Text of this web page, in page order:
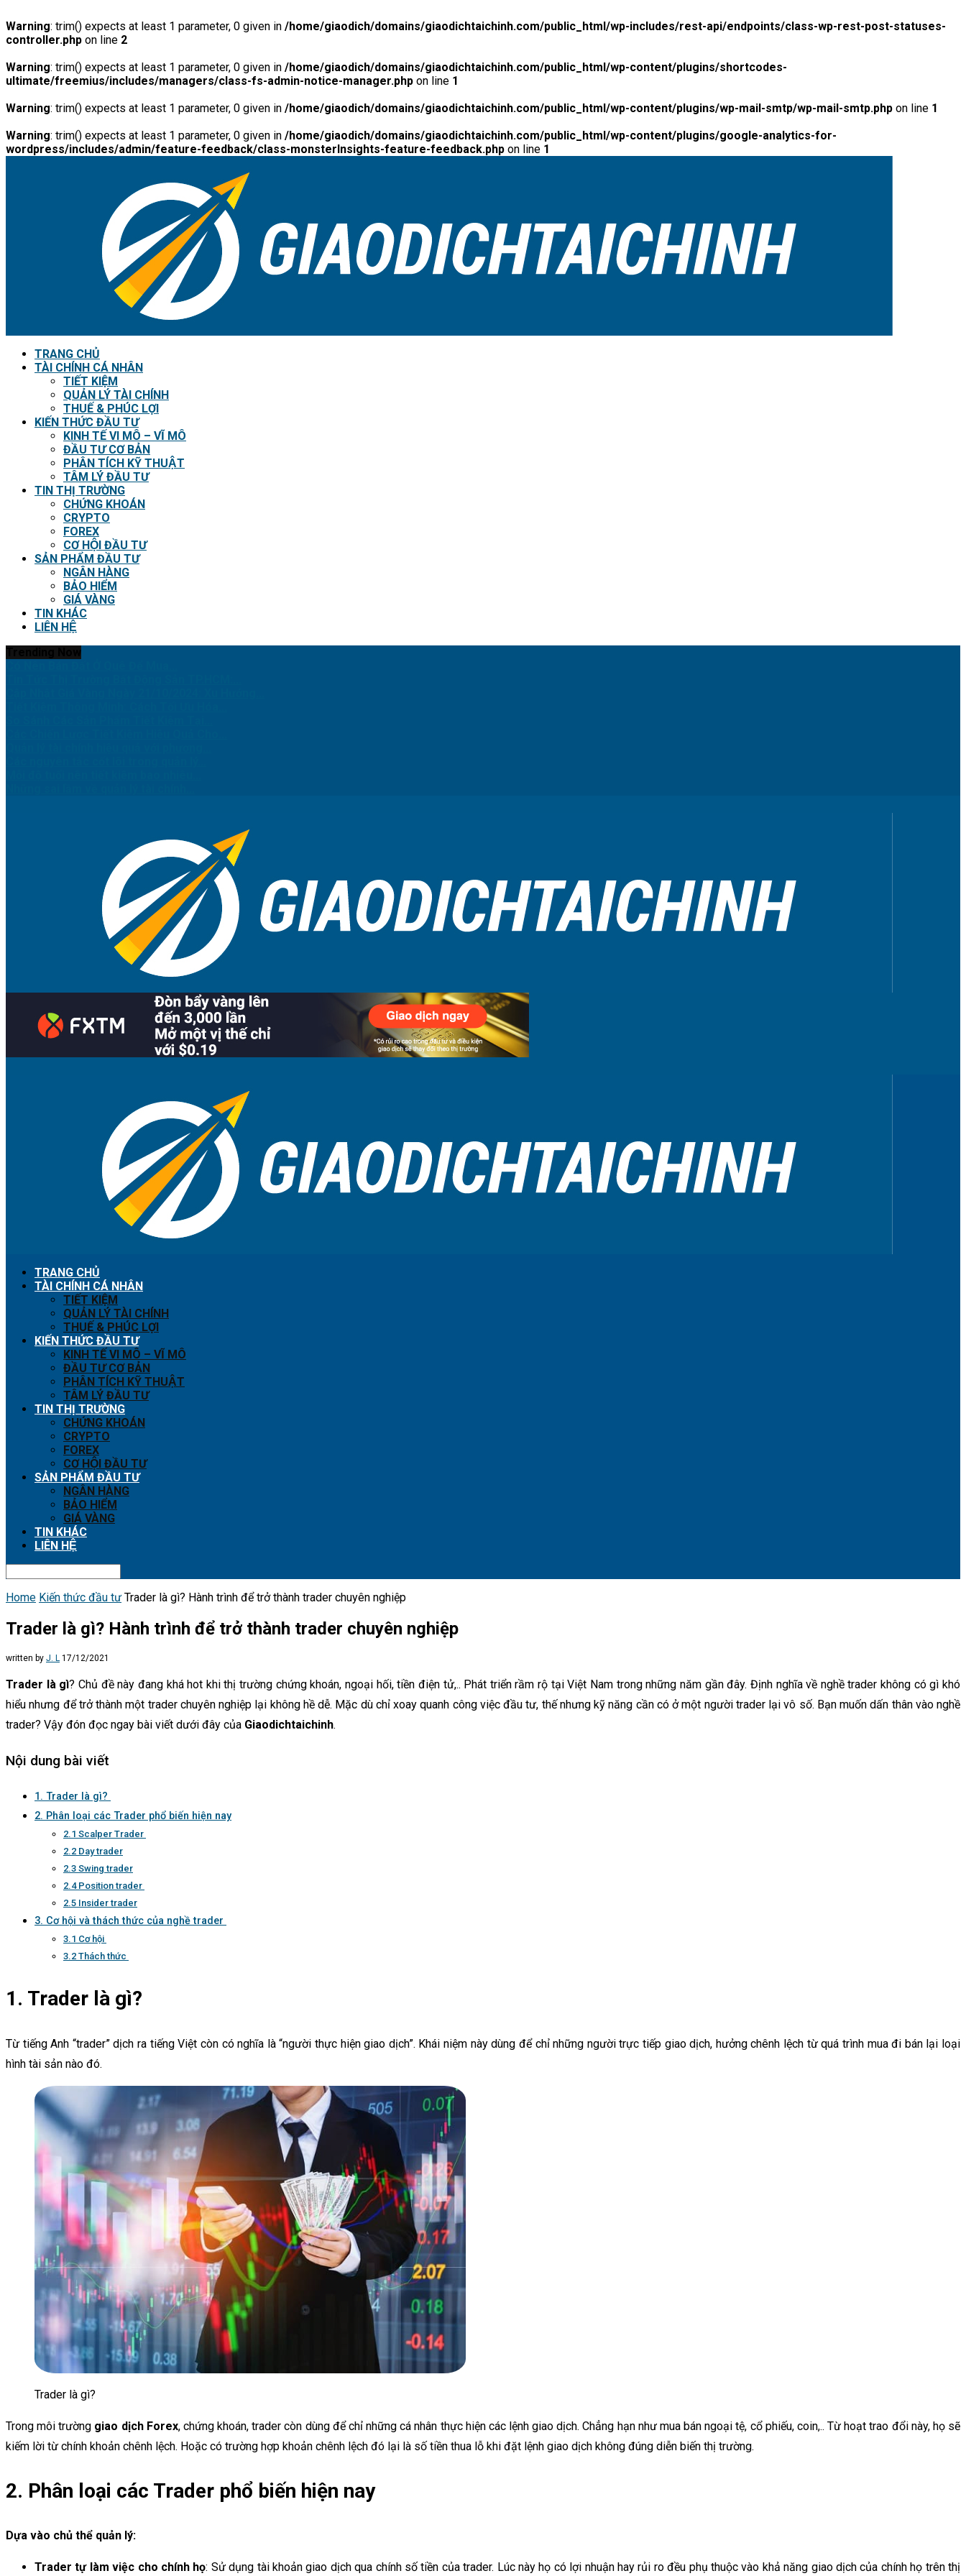
Warning: trim() expects at least 1 parameter, 0 given in /home/giaodich/domains/giaodichtaichinh.com/public_html/wp-includes/rest-api/endpoints/class-wp-rest-post-statuses-
controller.php on line 2
Warning: trim() expects at least 1 parameter, 0 given in /home/giaodich/domains/giaodichtaichinh.com/public_html/wp-content/plugins/shortcodes-
ultimate/freemius/includes/managers/class-fs-admin-notice-manager.php on line 1
Warning: trim() expects at least 1 parameter, 0 given in /home/giaodich/domains/giaodichtaichinh.com/public_html/wp-content/plugins/wp-mail-smtp/wp-mail-smtp.php on line 1
Warning: trim() expects at least 1 parameter, 0 given in /home/giaodich/domains/giaodichtaichinh.com/public_html/wp-content/plugins/google-analytics-for-
wordpress/includes/admin/feature-feedback/class-monsterInsights-feature-feedback.php on line 1
TRANG CHỦ
TÀI CHÍNH CÁ NHÂN
TIẾT KIỆM
QUẢN LÝ TÀI CHÍNH
THUẾ & PHÚC LỢI
KIẾN THỨC ĐẦU TƯ
KINH TẾ VI MÔ – VĨ MÔ
ĐẦU TƯ CƠ BẢN
PHÂN TÍCH KỸ THUẬT
TÂM LÝ ĐẦU TƯ
TIN THỊ TRƯỜNG
CHỨNG KHOÁN
CRYPTO
FOREX
CƠ HỘI ĐẦU TƯ
SẢN PHẨM ĐẦU TƯ
NGÂN HÀNG
BẢO HIỂM
GIÁ VÀNG
TIN KHÁC
LIÊN HỆ
TRANG CHỦ
TÀI CHÍNH CÁ NHÂN
TIẾT KIỆM
QUẢN LÝ TÀI CHÍNH
THUẾ & PHÚC LỢI
KIẾN THỨC ĐẦU TƯ
KINH TẾ VI MÔ – VĨ MÔ
ĐẦU TƯ CƠ BẢN
PHÂN TÍCH KỸ THUẬT
TÂM LÝ ĐẦU TƯ
TIN THỊ TRƯỜNG
CHỨNG KHOÁN
CRYPTO
FOREX
CƠ HỘI ĐẦU TƯ
SẢN PHẨM ĐẦU TƯ
NGÂN HÀNG
BẢO HIỂM
GIÁ VÀNG
TIN KHÁC
LIÊN HỆ
Home Kiến thức đầu tư Trader là gì? Hành trình để trở thành trader chuyên nghiệp
Trader là gì? Hành trình để trở thành trader chuyên nghiệp
written by J. L 17/12/2021
Trader là gì? Chủ đề này đang khá hot khi thị trường chứng khoán, ngoại hối, tiền điện tử,.. Phát triển rầm rộ tại Việt Nam trong những năm gần đây. Định nghĩa về nghề trader không có gì khó
hiểu nhưng để trở thành một trader chuyên nghiệp lại không hề dễ. Mặc dù chỉ xoay quanh công việc đầu tư, thế nhưng kỹ năng cần có ở một người trader lại vô số. Bạn muốn dấn thân vào nghề
trader? Vậy đón đọc ngay bài viết dưới đây của Giaodichtaichinh.
Nội dung bài viết
1. Trader là gì?
2. Phân loại các Trader phổ biến hiện nay
2.1 Scalper Trader
2.2 Day trader
2.3 Swing trader
2.4 Position trader
2.5 Insider trader
3. Cơ hội và thách thức của nghề trader
3.1 Cơ hội
3.2 Thách thức
1. Trader là gì?
Từ tiếng Anh “trader” dịch ra tiếng Việt còn có nghĩa là “người thực hiện giao dịch”. Khái niệm này dùng để chỉ những người trực tiếp giao dịch, hưởng chênh lệch từ quá trình mua đi bán lại loại
hình tài sản nào đó.
Trader là gì?
Trong môi trường giao dịch Forex, chứng khoán, trader còn dùng để chỉ những cá nhân thực hiện các lệnh giao dịch. Chẳng hạn như mua bán ngoại tệ, cổ phiếu, coin,.. Từ hoạt trao đổi này, họ sẽ
kiếm lời từ chính khoản chênh lệch. Hoặc có trường hợp khoản chênh lệch đó lại là số tiền thua lỗ khi đặt lệnh giao dịch không đúng diễn biến thị trường.
2. Phân loại các Trader phổ biến hiện nay
Dựa vào chủ thể quản lý:
Trader tự làm việc cho chính họ: Sử dụng tài khoản giao dịch qua chính số tiền của trader. Lúc này họ có lợi nhuận hay rủi ro đều phụ thuộc vào khả năng giao dịch của chính họ trên thị